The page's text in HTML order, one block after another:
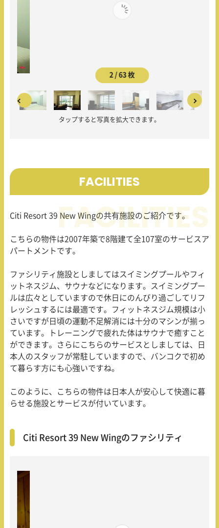
2 / 63 枚
タップすると写真を拡大できます。
FACILITIES
Citi Resort 39 New Wingの共有施設のご紹介です。
こちらの物件は2007年築で8階建て全107室のサービスア
パートメントです。
ファシリティ施設としましてはスイミングプールやフィ
ットネスジム、サウナなどになります。スイミングプー
ルは広々としていますので休日にのんびり過ごしてリフ
レッシュするには最適です。フィットネスジム規模は小
さいですが日頃の運動不足解消には十分のマシンが揃っ
ています。トレーニングで疲れた体はサウナで癒すこと
ができます。さらにこちらのサービスとしましては、日
本人のスタッフが常駐していますので、バンコクで初め
て暮らす方にも心強いですね。
このように、こちらの物件は日本人が安心して快適に暮
らせる施設とサービスが付いています。
Citi Resort 39 New Wingのファシリティ